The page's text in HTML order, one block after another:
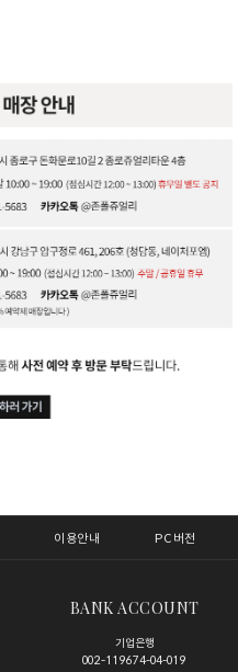
이용안내 PC버전
BANK ACCOUNT
기업은행
002-119674-04-019